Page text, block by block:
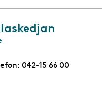
Telefon
042-15 66 00